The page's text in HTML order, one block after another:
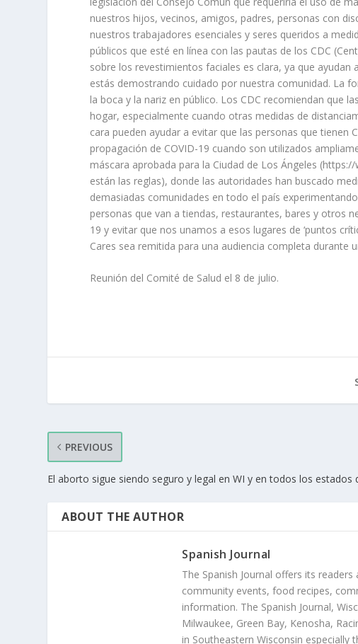
nuestros hijos, vecinos, amigos, padres, personas con
nuestros trabajadores esenciales y seres queridos a
públicos que esté en línea con las pautas de los CDC
sobre los revestimientos faciales es clara, ya que ayudan
estás demostrando cuidado por nuestra comunidad. La
la boca y la nariz en público. Los CDC recomiendan que
hogar, especialmente cuando otras medidas de
cara pueden ayudar a evitar que las personas que
propagación de COVID-19 cuando son utilizados
máscara aprobada para la Ciudad de Los Ángeles
están las reglas), donde las autoridades han buscado
demasiadas comunidades en todo el país
personas que van a tiendas, restaurantes, bares y otros
19 y evitar que nos unamos a esos lugares de ‘puntos
Cares sea remitida para una audiencia completa durante
Reunión del Comité de Salud el 8 de julio.
PREVIOUS
El aborto sigue siendo seguro y legal en WI y en todos los estados
ABOUT THE AUTHOR
Spanish Journal
The Spanish Journal offers its
community events, food recipes,
information. The Spanish Journal,
Milwaukee, Green Bay, Kenosha,
in Southeastern Wisconsin especially